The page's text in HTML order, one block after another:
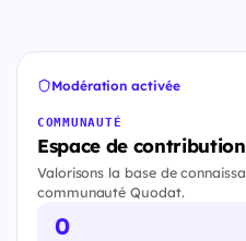
Modération activée
COMMUNAUTÉ
Espace de contribution
Valorisons la base de
communauté Quodat.
0